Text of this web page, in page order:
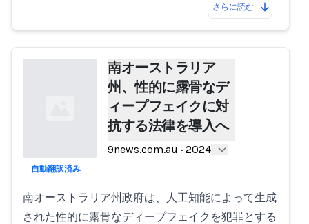
さらに読む
南オーストラリア
州、性的に露骨なデ
ィープフェイクに対
抗する法律を導入へ
9news.com.au · 2024
自動翻訳済み
南オーストラリア州政府は、人工知能によって生成
された性的に露骨なディープフェイクを犯罪とする